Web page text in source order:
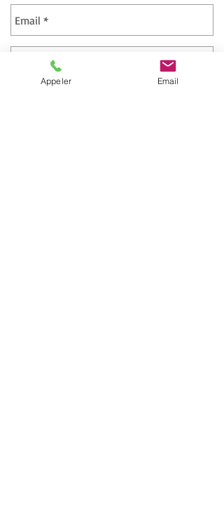
Appeler Email